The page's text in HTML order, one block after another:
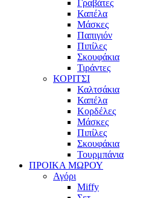
Γραβάτες
Καπέλα
Μάσκες
Παπιγιόν
Πιπίλες
Σκουφάκια
Τιράντες
ΚΟΡΙΤΣΙ
Καλτσάκια
Καπέλα
Κορδέλες
Μάσκες
Πιπίλες
Σκουφάκια
Τουρμπάνια
ΠΡΟΙΚΑ ΜΩΡΟΥ
Αγόρι
Miffy